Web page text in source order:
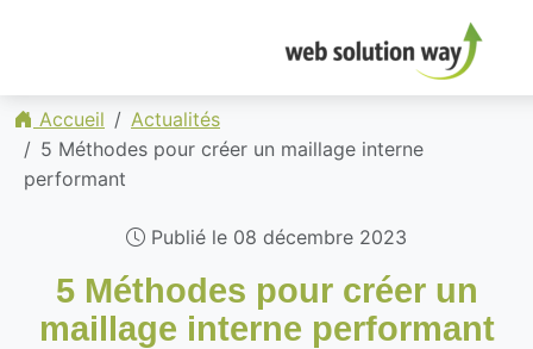
Accueil
Actualités
5 Méthodes pour créer un maillage interne
performant
Publié le 08 décembre 2023
5 Méthodes pour créer un
maillage interne performant